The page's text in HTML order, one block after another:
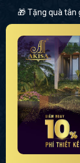
🎁 Tặng quà tân